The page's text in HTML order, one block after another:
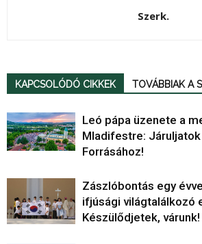
Szerk.
KAPCSOLÓDÓ CIKKEK TOVÁBBIAK A
Leó pápa üzenete a
Mladifestre:
Forrásához!
Zászlóbontás egy
ifjúsági világtalálkozó
Készülődjetek, várunk!